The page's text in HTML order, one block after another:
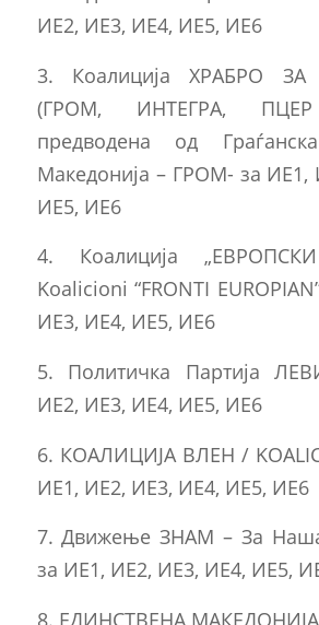
ИЕ2, ИЕ3, ИЕ4, ИЕ5, ИЕ6
3. Коалиција ХРАБРО ЗА
(ГРОМ, ИНТЕГРА,
предводена од
Македонија – ГРОМ- за ИЕ1,
ИЕ5, ИЕ6
4. Коалиција
Koalicioni “FRONTI
ИЕ3, ИЕ4, ИЕ5, ИЕ6
5. Политичка Партија
ИЕ2, ИЕ3, ИЕ4, ИЕ5, ИЕ6
6. КОАЛИЦИЈА ВЛЕН /
ИЕ1, ИЕ2, ИЕ3, ИЕ4, ИЕ5, ИЕ6
7. Движење ЗНАМ – За
за ИЕ1, ИЕ2, ИЕ3, ИЕ4, ИЕ5,
8. ЕДИНСТВЕНА